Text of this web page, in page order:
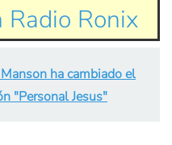
Ronix
ha cambiado el
"Personal Jesus"